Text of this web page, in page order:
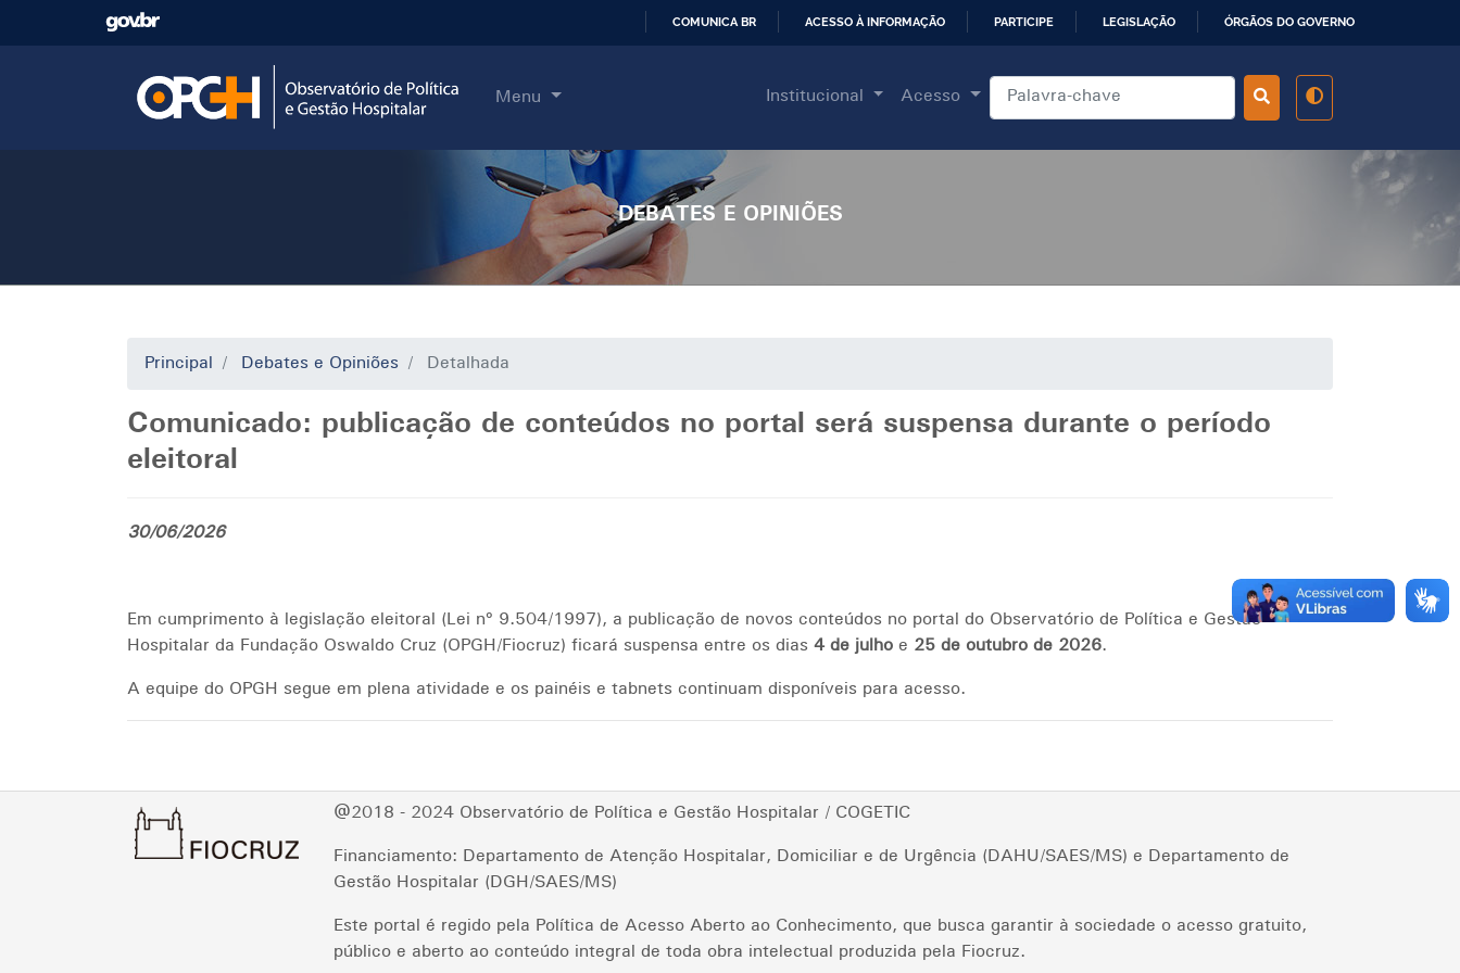
COMUNICA BR ACESSO À INFORMAÇÃO PARTICIPE LEGISLAÇÃO ÓRGÃOS DO GOVERNO
Menu Institucional Acesso
DEBATES E OPINIÕES
Principal Debates e Opiniões Detalhada
Comunicado: publicação de conteúdos no portal será suspensa durante o período
eleitoral
30/06/2026
Em cumprimento à legislação eleitoral (Lei nº 9.504/1997), a publicação de novos conteúdos no portal do Observatório de Política e Gestão
Hospitalar da Fundação Oswaldo Cruz (OPGH/Fiocruz) ficará suspensa entre os dias 4 de julho e 25 de outubro de 2026.
A equipe do OPGH segue em plena atividade e os painéis e tabnets continuam disponíveis para acesso.
@2018 - 2024 Observatório de Política e Gestão Hospitalar / COGETIC
Financiamento: Departamento de Atenção Hospitalar, Domiciliar e de Urgência (DAHU/SAES/MS) e Departamento de
Gestão Hospitalar (DGH/SAES/MS)
Este portal é regido pela Política de Acesso Aberto ao Conhecimento, que busca garantir à sociedade o acesso gratuito,
público e aberto ao conteúdo integral de toda obra intelectual produzida pela Fiocruz.